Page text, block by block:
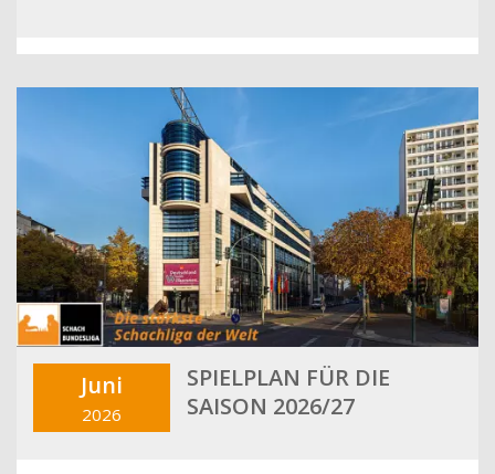
Juni
2026
SPIELPLAN FÜR DIE
SAISON 2026/27